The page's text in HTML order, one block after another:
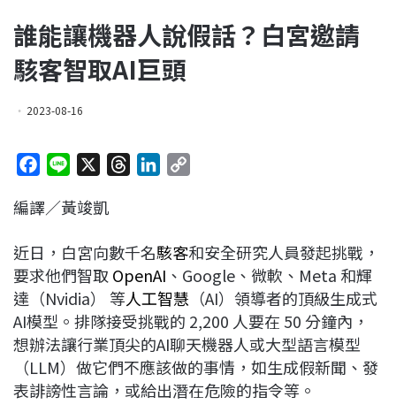
誰能讓機器人說假話？白宮邀請
駭客智取AI巨頭
2023-08-16
c
b
o
o
k
n
a
d
s
e
d
I
n
L
i
k
編譯／黃竣凱
近日，白宮向數千名駭客和安全研究人員發起挑戰，
要求他們智取 OpenAI 、Google、微軟、Meta 和輝
達（Nvidia） 等人工智慧 （AI）領導者的頂級生成式
AI模型。排隊接受挑戰的 2,200 人要在 50 分鐘內，
想辦法讓行業頂尖的AI聊天機器人或大型語言模型
（LLM）做它們不應該做的事情，如生成假新聞、發
表誹謗性言論，或給出潛在危險的指令等。